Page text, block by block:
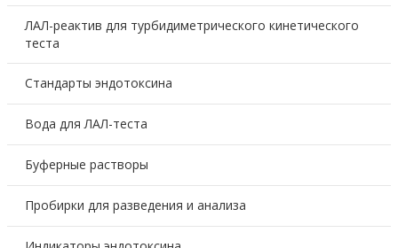
ЛАЛ-реактив для турбидиметрического кинетического
теста
Стандарты эндотоксина
Вода для ЛАЛ-теста
Буферные растворы
Пробирки для разведения и анализа